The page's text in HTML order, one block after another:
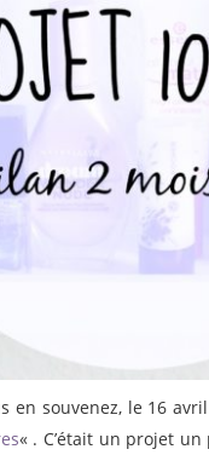
en souvenez, le 16
« . C’était un projet